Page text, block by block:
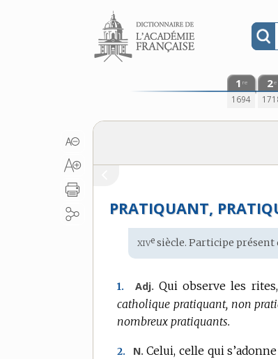
Aller au contenu
1 re
1694
2e
PRATIQUANT,
Étymologie
:
xive siècle. Participe présent
1. Adj. Qui observe les
catholique pratiquant, non
nombreux pratiquants.
2. N. Celui, celle qui